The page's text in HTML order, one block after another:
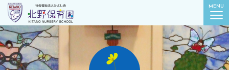
MENU
社会福祉法人みよし会